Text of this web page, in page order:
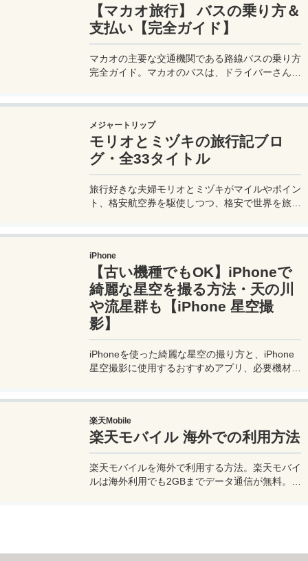
【マカオ旅行】 バスの乗り方＆
支払い【完全ガイド】
マカオの主要な交通機関である路線バスの乗り方
完全ガイド。マカオのバスは、ドライバーさんも
法を知って、現地での移動に備えよう。
メジャートリップ
モリオとミヅキの旅行記ブロ
グ・全33タイトル
旅行好きな夫婦モリオとミヅキがマイルやポイン
ト、格安航空券を駆使しつつ、格安で世界を旅す
便利な情報、かかった費用など様々な情報をお届
け！夫婦喧嘩あり、ホロッと涙することもあり、
中年夫婦の等身大旅行記ブログ。
iPhone
【古い機種でもOK】iPhoneで
綺麗な星空を撮る方法・天の川
や流星群も【iPhone 星空撮
影】
iPhoneを使った綺麗な星空の撮り方と、iPhone
星空撮影に使用するおすすめアプリ、必要機材な
ば流星群の流れ星も撮影可能なので、iPhoneで
綺麗な星空撮影をしたいときはチャレンジしてみ
よう。
楽天Mobile
楽天モバイル 海外での利用方法
楽天モバイルを海外で利用する方法。楽天モバイ
ルは海外利用でも2GBまでデータ通信が無料。ま